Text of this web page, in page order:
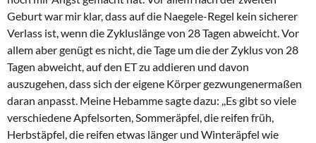
Geburt war mir klar, dass auf die Naegele-Regel kein sicherer
Verlass ist, wenn die Zykluslänge von 28 Tagen abweicht. Vor
allem aber genügt es nicht, die Tage um die der Zyklus von 28
Tagen abweicht, auf den ET zu addieren und davon
auszugehen, dass sich der eigene Körper gezwungenermaßen
daran anpasst. Meine Hebamme sagte dazu: ,,Es gibt so viele
verschiedene Apfelsorten, Sommeräpfel, die reifen früh,
Herbstäpfel, die reifen etwas länger und Winteräpfel wie